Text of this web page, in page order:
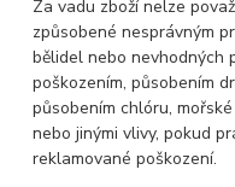
Za vadu zboží nelze
způsobené nesprávným
bělidel nebo nevhodných
poškozením, působením
působením chlóru,
nebo jinými vlivy, pokud
reklamované poškození.